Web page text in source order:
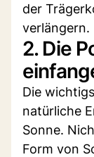
der
verlängern.
2. Die
Die
natürliche
Sonne.
Form von